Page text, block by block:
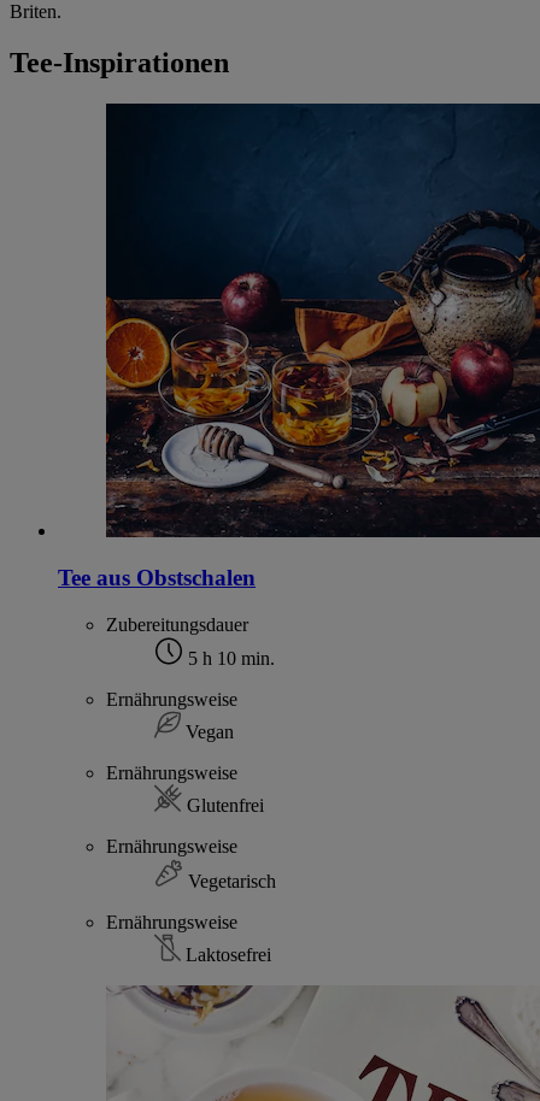
Briten.
Tee-Inspirationen
Tee aus Obstschalen
Zubereitungsdauer
5 h 10 min.
Ernährungsweise
Vegan
Ernährungsweise
Glutenfrei
Ernährungsweise
Vegetarisch
Ernährungsweise
Laktosefrei